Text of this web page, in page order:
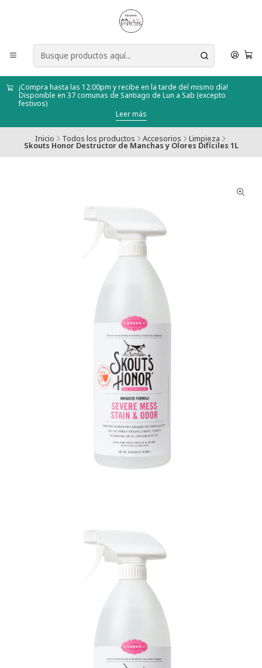
¡Compra hasta las 12:00pm y recibe en la tarde del mismo día!
Disponible en 37 comunas de Santiago de Lun a Sab (excepto
festivos)
Leer más
Inicio Todos los productos Accesorios Limpieza
Skouts Honor Destructor de Manchas y Olores Difíciles 1L